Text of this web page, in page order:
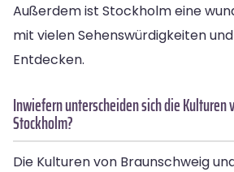
Außerdem ist Stockholm eine
mit vielen Sehenswürdigkeiten
Entdecken.
Inwiefern unterscheiden sich die Kulturen
Stockholm?
Die Kulturen von Braunschweig